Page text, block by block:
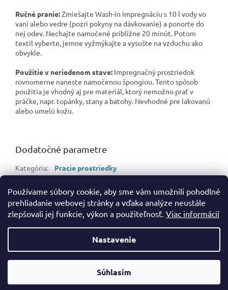
Používame súbory cookie, aby sme vám umožnili pohodlné
prehliadanie webovej stránky a vďaka analýze neustále
zlepšovali jej funkcie, výkon a použiteľnosť. Viac informácií
Nastavenie
Súhlasím
Ručné pranie:Zmiešajte Wash-in Impregnáciu s 10 l vody vo
vani alebo vedre (pozri pokyny na dávkovanie) a ponorte do
nej odev. Nechajte namočené približne 20 minút. Potom
textil vyberte, jemne vyžmýkajte a vysušte na vzduchu ako
obvykle.
Použitie v neriedenom stave: Impregnačný prostriedok
rovnomerne naneste namočenou špongiou. Tento spôsob
použitia je vhodný aj pre materiál, ktorý nemožno prať v
práčke, napr. topánky, stany a batohy. Nevhodné pre lakovanú
alebo umelú kožu.
Dodatočné parametre
Kategória:
Pracie prostriedky
EAN: 90001531927409
Vytvoril Shoptet
bramos.sk. Všetky práva vyhradené.